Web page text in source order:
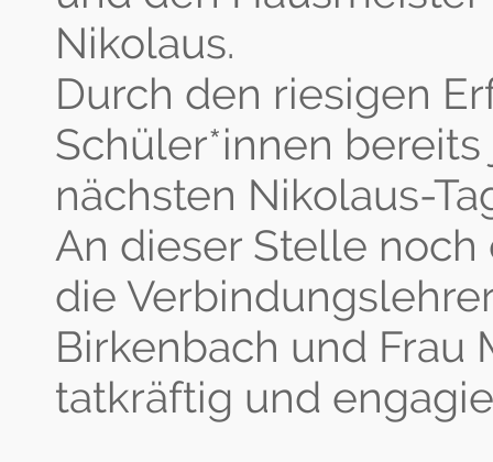
Nikolaus.
Durch den riesigen
Schüler*innen
nächsten Nikolaus-
An dieser Stelle
die
Birkenbach und Frau
tatkräftig und